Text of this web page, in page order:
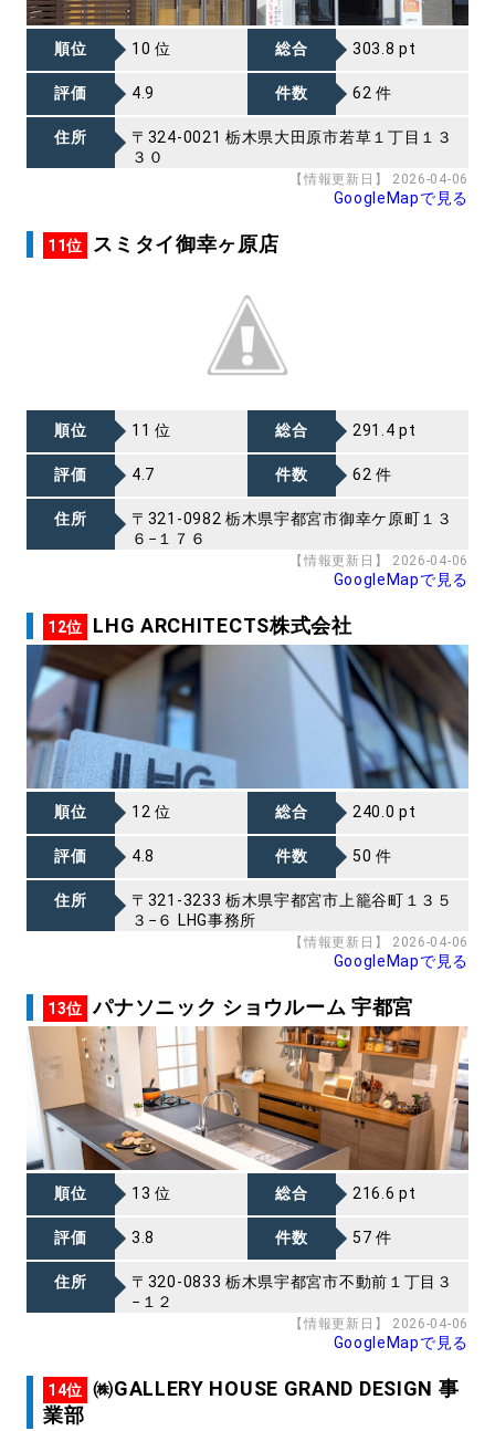
順位 10 位 総合 303.8 pt
評価 4.9 件数 62 件
住所
〒324-0021 栃木県大田原市若草１丁目１３
３０
【情報更新日】 2026-04-06
GoogleMapで見る
11位 スミタイ御幸ヶ原店
順位 11 位 総合 291.4 pt
評価 4.7 件数 62 件
住所
〒321-0982 栃木県宇都宮市御幸ケ原町１３
６−１７６
【情報更新日】 2026-04-06
GoogleMapで見る
12位 LHG ARCHITECTS株式会社
順位 12 位 総合 240.0 pt
評価 4.8 件数 50 件
住所
〒321-3233 栃木県宇都宮市上籠谷町１３５
３−６ LHG事務所
【情報更新日】 2026-04-06
GoogleMapで見る
13位 パナソニック ショウルーム 宇都宮
順位 13 位 総合 216.6 pt
評価 3.8 件数 57 件
住所
〒320-0833 栃木県宇都宮市不動前１丁目３
−１２
【情報更新日】 2026-04-06
GoogleMapで見る
14位
㈱GALLERY HOUSE GRAND DESIGN 事
業部